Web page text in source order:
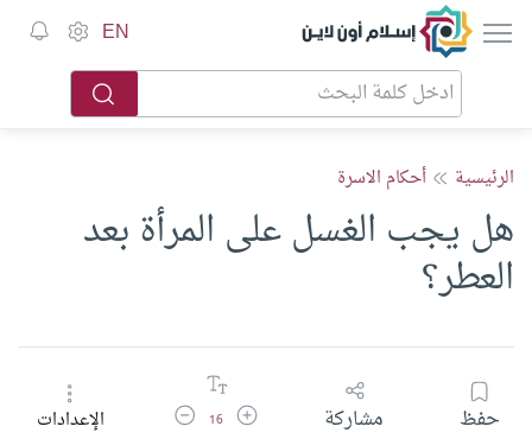
إسلام أون لاين EN
الرئيسية أحكام الاسرة
هل يجب الغسل على المرأة بعد
العطر؟
حفظ مشاركة زيادة حجم الخط
16 تقليل حجم الخطالإعدادات